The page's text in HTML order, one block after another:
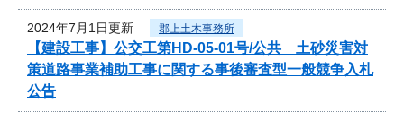
2024年7月1日更新 郡上土木事務所
【建設工事】公交工第HD-05-01号/公共 土砂災害対
策道路事業補助工事に関する事後審査型一般競争入札
公告